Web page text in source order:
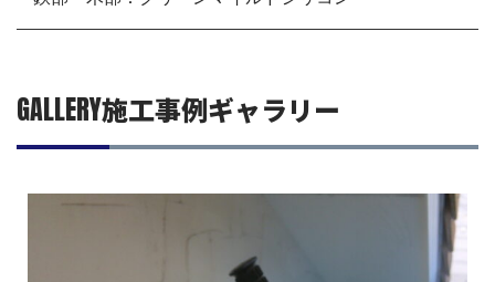
GALLERY施工事例ギャラリー